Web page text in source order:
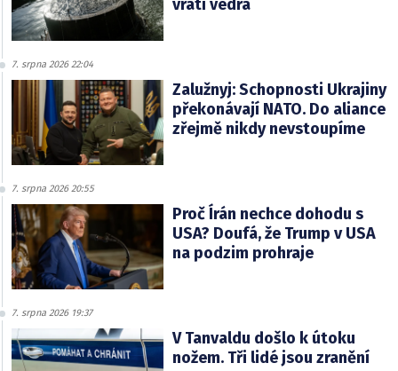
vrátí vedra
7. srpna 2026 22:04
Zalužnyj: Schopnosti Ukrajiny
překonávají NATO. Do aliance
zřejmě nikdy nevstoupíme
7. srpna 2026 20:55
Proč Írán nechce dohodu s
USA? Doufá, že Trump v USA
na podzim prohraje
7. srpna 2026 19:37
V Tanvaldu došlo k útoku
nožem. Tři lidé jsou zranění